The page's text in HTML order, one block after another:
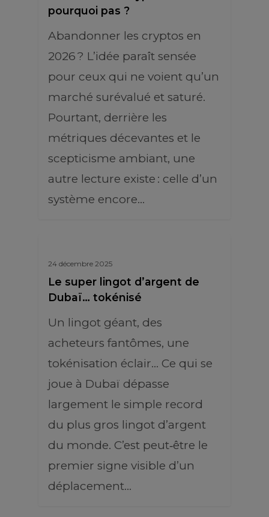
pourquoi pas ?
Abandonner les cryptos en
2026 ? L’idée paraît sensée
pour ceux qui ne voient qu’un
marché surévalué et saturé.
Pourtant, derrière les
métriques décevantes et le
scepticisme ambiant, une
autre lecture existe : celle d’un
système encore…
24 décembre 2025
Le super lingot d’argent de
Dubaï… tokénisé
Un lingot géant, des
acheteurs fantômes, une
tokénisation éclair… Ce qui se
joue à Dubaï dépasse
largement le simple record
du plus gros lingot d’argent
du monde. C’est peut‑être le
premier signe visible d’un
déplacement…